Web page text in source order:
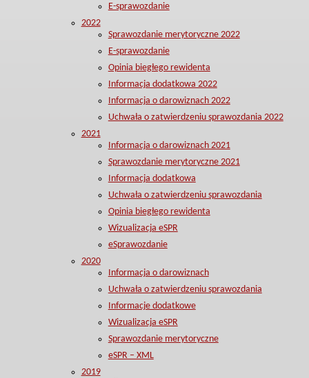
E-sprawozdanie
2022
Sprawozdanie merytoryczne 2022
E-sprawozdanie
Opinia biegłego rewidenta
Informacja dodatkowa 2022
Informacja o darowiznach 2022
Uchwała o zatwierdzeniu sprawozdania 2022
2021
Informacja o darowiznach 2021
Sprawozdanie merytoryczne 2021
Informacja dodatkowa
Uchwała o zatwierdzeniu sprawozdania
Opinia biegłego rewidenta
Wizualizacja eSPR
eSprawozdanie
2020
Informacja o darowiznach
Uchwała o zatwierdzeniu sprawozdania
Informacje dodatkowe
Wizualizacja eSPR
Sprawozdanie merytoryczne
eSPR – XML
2019